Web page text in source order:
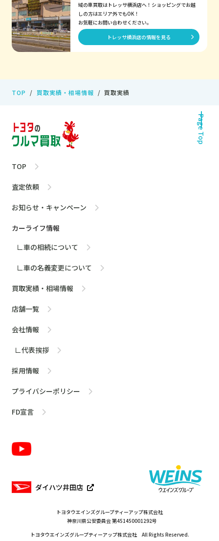
域の車買取はトレッサ横浜店へ！ショッピングでお越
しの方はエリア外でもOK！
お気軽にお問い合わせください。
トレッサ横浜店の情報を見る
Page Top
TOP 買取実績・相場情報 買取実績
TOP
査定依頼
お知らせ・キャンペーン
カーライフ情報
∟車の相続について
∟車の名義変更について
買取実績・相場情報
店舗一覧
会社情報
∟代表挨拶
採用情報
プライバシーポリシー
FD宣言
ダイハツ井田店
トヨタウエインズグループティーアップ株式会社
神奈川県公安委員会 第451450001292号
トヨタウエインズグループティーアップ株式会社 All Rights Reserved.